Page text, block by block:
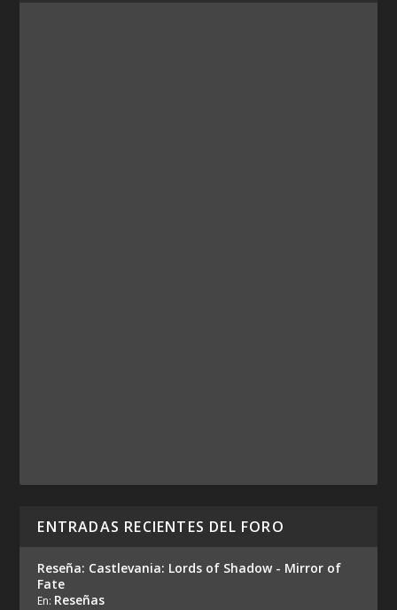
ENTRADAS RECIENTES DEL FORO
Reseña: Castlevania: Lords of Shadow - Mirror of
Fate
En: Reseñas